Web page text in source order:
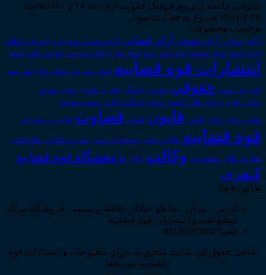
حقوقی جامعه و ترویج فرهنگ قانونمداری (بند ۱۶ و ۱۰) ابلاغیه
۱۳۸۱/۷/۲۸ شروع به فعالیت نمود...
برچسب محصولات
آرای جزایی آرای حقوقی آرای قضایی آرای وحدت رویه اجاره اجرای احکام
اجرای اسناد احوال شخصیه ادله_اثبات_دعوا اسناد_تجاری اعاده_دادرسی اعتراض_ثالث اعسار
انتشارات قوه قضاییه انتقال_مال_غیر انحلال_نکاح بانک بیمه
تاجر حق_کسب حقوقی حوادث_رانندگی خلع_ید داوری دعاوی_تصرف
دعاوی_طاری دیوان عالی کشور دیوان عدالت اداری سقوط_تعهدات
شعب_دیوان_عالی قاضی قانون قضات قضاوت قوانین_و_مقررات
قوه قضاییه مالکیت_معنوی مسئولیت_مدنی مشروح مذاکرات نظام قضایی
نظریه_های_مشورتی وکالت وکیل پژوهشگاه قوه قضاییه
کیفری
تماس با ما
آدرس : تهران ، تقاطع خیابان حافظ و سمیه ، فروشگاه مرکز
مطبوعات و انتشارات قوه قضاییه
تلفن: 02188199904
تمامی حقوق این سایت متعلق به مرکز مطبوعات و انتشارات قوه
قضاییه می باشد .